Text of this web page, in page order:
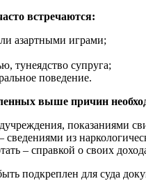
встречаются:
азартными играми;
тунеядство супруга;
поведение.
выше причин
показаниями
из
– справкой о своих
подкреплен для суда